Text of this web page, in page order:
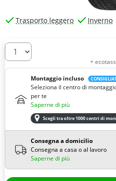
Trasporto leggero Inverno
Quantità
+
Montaggio incluso
Seleziona il centro di
per te
Saperne di più
Scegli tra oltre 1000 centri di
Consegna a domicilio
Consegna a casa o al lavoro
Saperne di più